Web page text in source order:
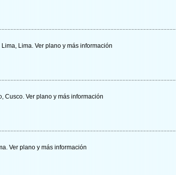
Lima, Lima. Ver plano y más información
Cusco. Ver plano y más información
Ver plano y más información